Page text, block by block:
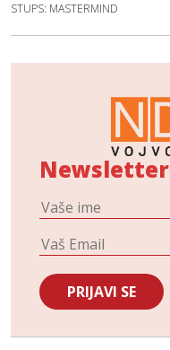
STUPS: MASTERMIND
Newsletter